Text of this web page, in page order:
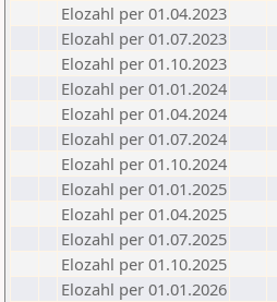
Elozahl per 01.04.2023
Elozahl per 01.07.2023
Elozahl per 01.10.2023
Elozahl per 01.01.2024
Elozahl per 01.04.2024
Elozahl per 01.07.2024
Elozahl per 01.10.2024
Elozahl per 01.01.2025
Elozahl per 01.04.2025
Elozahl per 01.07.2025
Elozahl per 01.10.2025
Elozahl per 01.01.2026